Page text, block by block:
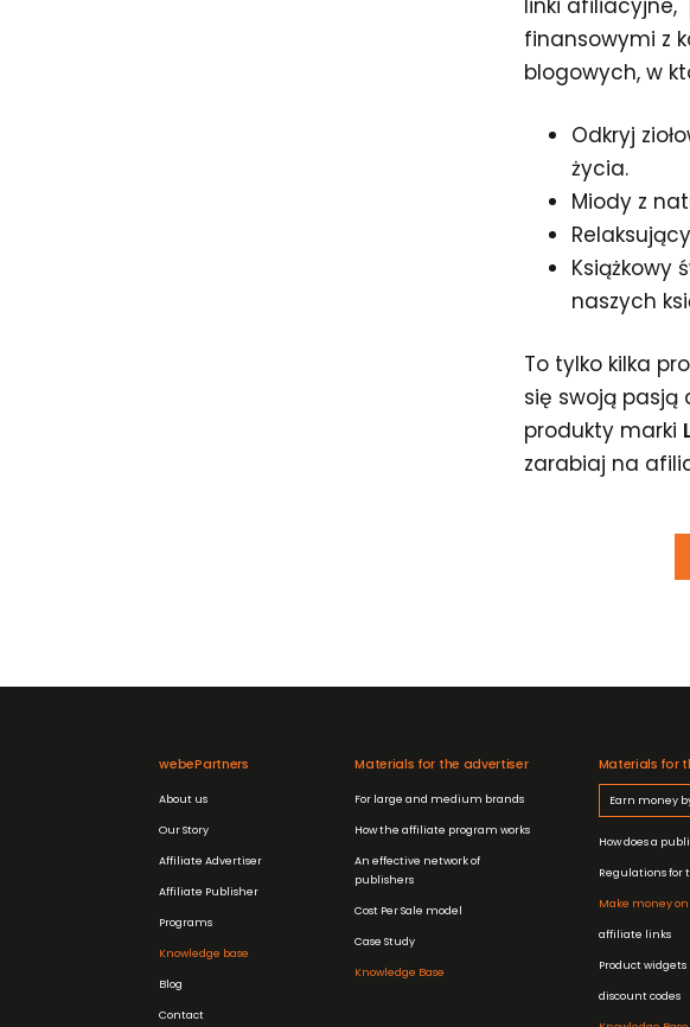
linki afiliacyjne,
finansowymi z
blogowych, w
Odkryj
życia.
Miody z
Książkowy
naszych
To tylko kilka
się swoją
produkty marki
zarabiaj na
webePartners
About us
Our Story
Affiliate Advertiser
Affiliate Publisher
Programs
Knowledge base
Blog
Contact
Materials for the advertiser
For large and medium brands
How the affiliate program works
An effective network of
publishers
Cost Per Sale model
Case Study
Knowledge Base
Materials for
Earn money
How does a
Regulations for
Make money on
affiliate links
Product widgets
discount codes